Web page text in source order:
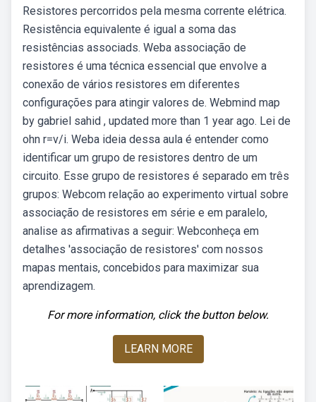
Resistores percorridos pela mesma corrente elétrica.
Resistência equivalente é igual a soma das
resistências associads. Weba associação de
resistores é uma técnica essencial que envolve a
conexão de vários resistores em diferentes
configurações para atingir valores de. Webmind map
by gabriel sahid , updated more than 1 year ago. Lei de
ohn r=v/i. Weba ideia dessa aula é entender como
identificar um grupo de resistores dentro de um
circuito. Esse grupo de resistores é separado em três
grupos: Webcom relação ao experimento virtual sobre
associação de resistores em série e em paralelo,
analise as afirmativas a seguir: Webconheça em
detalhes 'associação de resistores' com nossos
mapas mentais, concebidos para maximizar sua
aprendizagem.
For more information, click the button below.
LEARN MORE